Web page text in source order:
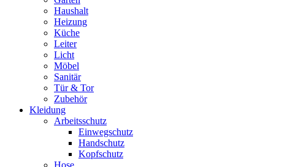
Haushalt
Heizung
Küche
Leiter
Licht
Möbel
Sanitär
Tür & Tor
Zubehör
Kleidung
Arbeitsschutz
Einwegschutz
Handschutz
Kopfschutz
Hose